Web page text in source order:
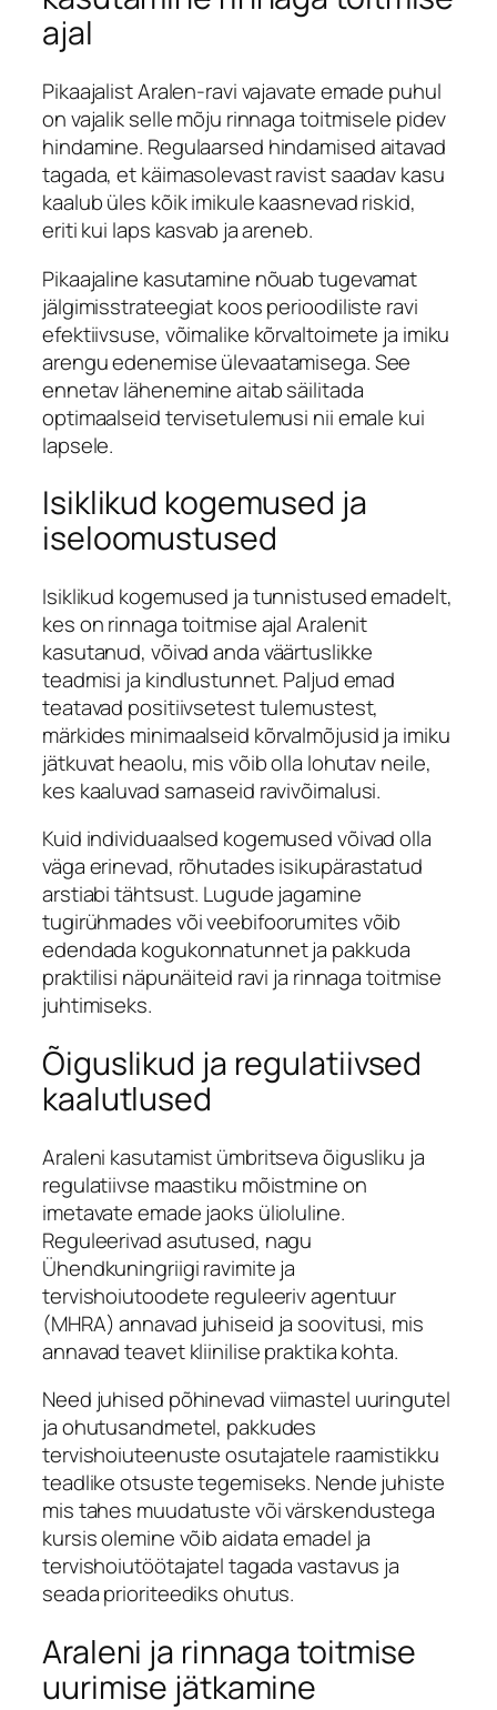
ajal
Pikaajalist Aralen-ravi vajavate emade puhul
on vajalik selle mõju rinnaga toitmisele pidev
hindamine. Regulaarsed hindamised aitavad
tagada, et käimasolevast ravist saadav kasu
kaalub üles kõik imikule kaasnevad riskid,
eriti kui laps kasvab ja areneb.
Pikaajaline kasutamine nõuab tugevamat
jälgimisstrateegiat koos perioodiliste ravi
efektiivsuse, võimalike kõrvaltoimete ja imiku
arengu edenemise ülevaatamisega. See
ennetav lähenemine aitab säilitada
optimaalseid tervisetulemusi nii emale kui
lapsele.
Isiklikud kogemused ja
iseloomustused
Isiklikud kogemused ja tunnistused emadelt,
kes on rinnaga toitmise ajal Aralenit
kasutanud, võivad anda väärtuslikke
teadmisi ja kindlustunnet. Paljud emad
teatavad positiivsetest tulemustest,
märkides minimaalseid kõrvalmõjusid ja imiku
jätkuvat heaolu, mis võib olla lohutav neile,
kes kaaluvad sarnaseid ravivõimalusi.
Kuid individuaalsed kogemused võivad olla
väga erinevad, rõhutades isikupärastatud
arstiabi tähtsust. Lugude jagamine
tugirühmades või veebifoorumites võib
edendada kogukonnatunnet ja pakkuda
praktilisi näpunäiteid ravi ja rinnaga toitmise
juhtimiseks.
Õiguslikud ja regulatiivsed
kaalutlused
Araleni kasutamist ümbritseva õigusliku ja
regulatiivse maastiku mõistmine on
imetavate emade jaoks ülioluline.
Reguleerivad asutused, nagu
Ühendkuningriigi ravimite ja
tervishoiutoodete reguleeriv agentuur
(MHRA) annavad juhiseid ja soovitusi, mis
annavad teavet kliinilise praktika kohta.
Need juhised põhinevad viimastel uuringutel
ja ohutusandmetel, pakkudes
tervishoiuteenuste osutajatele raamistikku
teadlike otsuste tegemiseks. Nende juhiste
mis tahes muudatuste või värskendustega
kursis olemine võib aidata emadel ja
tervishoiutöötajatel tagada vastavus ja
seada prioriteediks ohutus.
Araleni ja rinnaga toitmise
uurimise jätkamine